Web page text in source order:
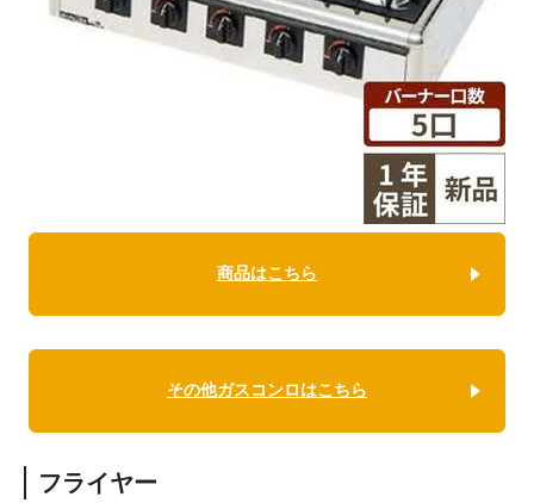
商品はこちら
その他ガスコンロはこちら
フライヤー